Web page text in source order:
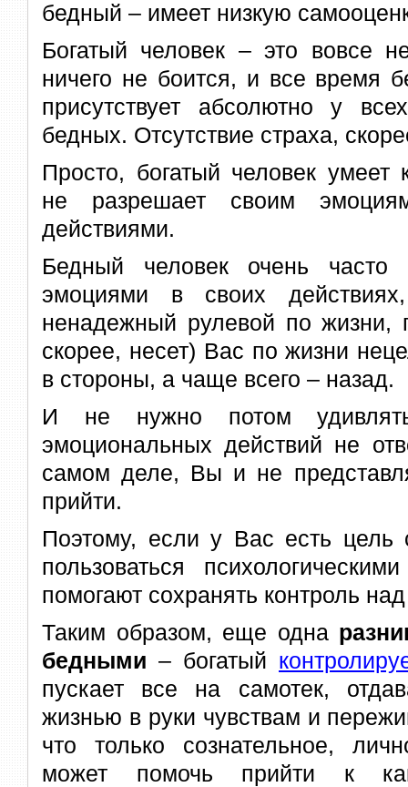
бедный – имеет низкую
Богатый человек – это вовсе
ничего не боится, и все время
присутствует абсолютно у
бедных. Отсутствие страха,
Просто, богатый человек умеет
не разрешает своим
действиями.
Бедный человек очень часто
эмоциями в своих
ненадежный рулевой по жизни,
скорее, несет) Вас по жизни
в стороны, а чаще всего – назад.
И не нужно потом
эмоциональных действий не
самом деле, Вы и не
прийти.
Поэтому, если у Вас есть цель
пользоваться
помогают сохранять контроль
Таким образом, еще одна
бедными – богатый
пускает все на самотек,
жизнью в руки чувствам и
что только сознательное,
может помочь прийти к